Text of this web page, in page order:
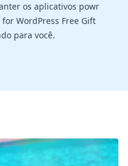
os aplicativos powr
WordPress Free Gift
para você.